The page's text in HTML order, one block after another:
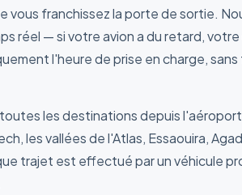
vous franchissez la porte de sortie.
réel — si votre avion a du retard,
l'heure de prise en charge, sans
les destinations depuis l'aéroport
les vallées de l'Atlas, Essaouira,
trajet est effectué par un véhicule